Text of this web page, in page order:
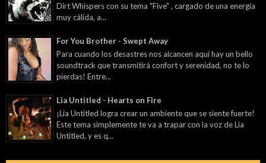
Dirt Whispers con su tema "Five" , cargado de una energía
muy cálida, a...
For You Brother - Swept Away
Para cuando los desastres nos alcancen aquí hay un bello
soundtrack que transmitirá confort y serenidad, no te lo
pierdas! Entre...
Lia Untitled - Hearts on Fire
¡Lia Untitled logra crear un ambiente que se siente fuerte!
Este tema simplemente te va a trapar con la voz de Lia
Untitled, y es q...